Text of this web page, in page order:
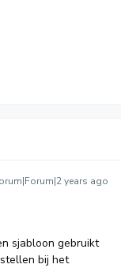
years ago
sjabloon gebruikt
bij het